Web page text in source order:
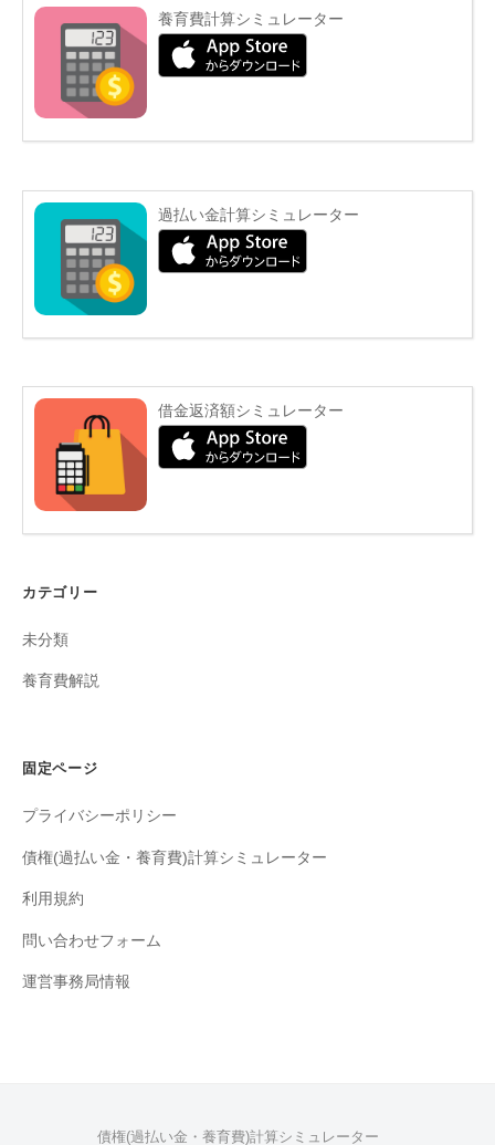
養育費計算シミュレーター
過払い金計算シミュレーター
借金返済額シミュレーター
カテゴリー
未分類
養育費解説
固定ページ
プライバシーポリシー
債権(過払い金・養育費)計算シミュレーター
利用規約
問い合わせフォーム
運営事務局情報
債権(過払い金・養育費)計算シミュレーター